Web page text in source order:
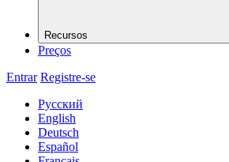
Recursos
Preços
Entrar Registre-se
Русский
English
Deutsch
Español